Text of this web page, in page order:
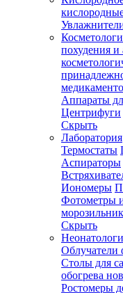
Зачем
регистрироваться?
Все
покупки
одном
месте
Личный
менеджер
Отслеживание
статуса
заказа
похудения и
Аппараты
Центрифуги
Скрыть
Лаборатория
Термостаты
Аспираторы
Иономеры
Фотометры
Скрыть
Облучатели
Столы для
обогрева
Ростомеры